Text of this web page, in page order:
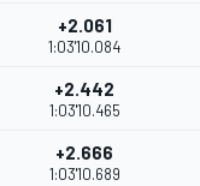
+2.061
1:03'10.084
+2.442
1:03'10.465
+2.666
1:03'10.689